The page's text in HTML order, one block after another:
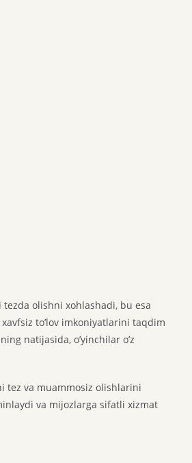
tezda olishni xohlashadi, bu esa
to’lov imkoniyatlarini taqdim
natijasida, o’yinchilar o’z
tez va muammosiz olishlarini
va mijozlarga sifatli xizmat